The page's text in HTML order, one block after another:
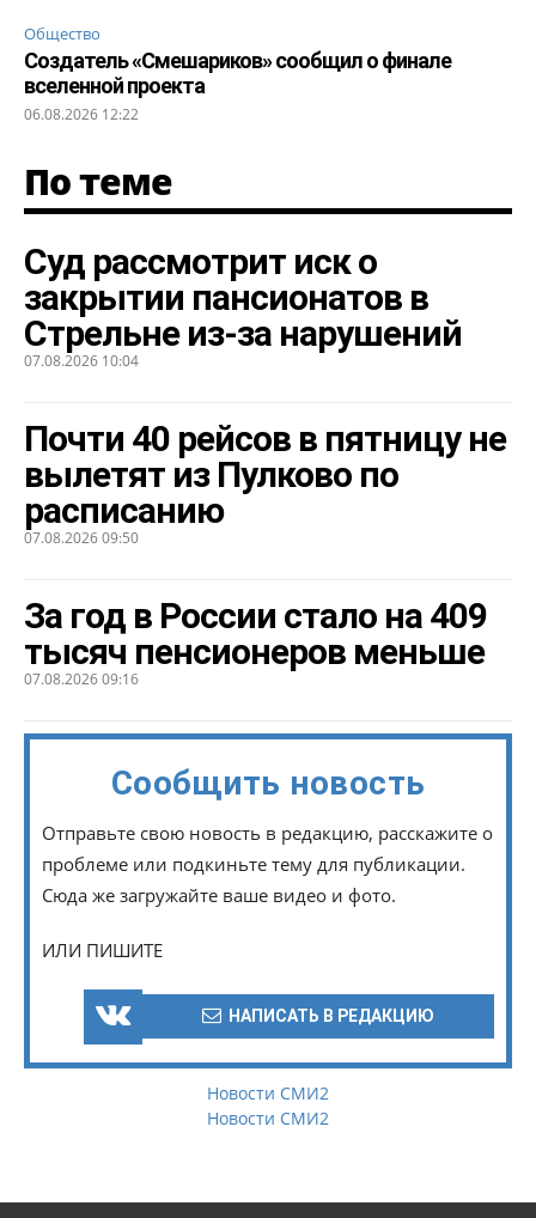
Общество
Создатель «Смешариков» сообщил о финале
вселенной проекта
06.08.2026 12:22
По теме
Суд рассмотрит иск о
закрытии пансионатов в
Стрельне из-за нарушений
07.08.2026 10:04
Почти 40 рейсов в пятницу не
вылетят из Пулково по
расписанию
07.08.2026 09:50
За год в России стало на 409
тысяч пенсионеров меньше
07.08.2026 09:16
Сообщить новость
Отправьте свою новость в редакцию, расскажите о
проблеме или подкиньте тему для публикации.
Сюда же загружайте ваше видео и фото.
ИЛИ ПИШИТЕ
НАПИСАТЬ В РЕДАКЦИЮ
Новости СМИ2
Новости СМИ2